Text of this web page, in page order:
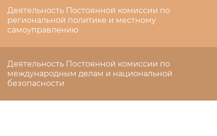
Деятельность Постоянной комиссии по
региональной политике и местному
самоуправлению
Деятельность Постоянной комиссии по
международным делам и национальной
безопасности